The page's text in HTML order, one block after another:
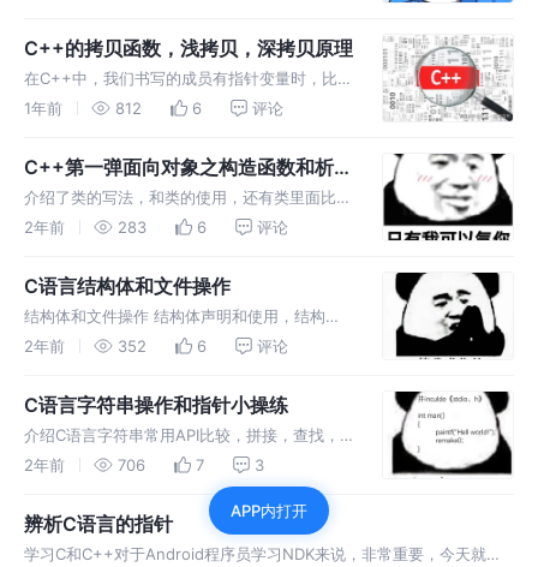
玩我的宝贝怎么办，只能成为我的好基友才可以
C++的拷贝函数，浅拷贝，深拷贝原理
在C++中，我们书写的成员有指针变量时，比如
char* 和Student * 在传参或者赋值时，构造函
们称之为浅拷贝。会引发同一地址多次释放的错
1年前 812 6 评论
C++第一弹面向对象之构造函数和析构
函数
介绍了类的写法，和类的使用，还有类里面比较
重要的几个函数构造函数和析构函数。 牢记在
吊起来打。 希望大家一键三连，多多支持！
2年前 283 6 评论
C语言结构体和文件操作
结构体和文件操作 结构体声明和使用，结构体
和指针数组结合使用 文件的读、写 、复制 加密
2年前 352 6 评论
C语言字符串操作和指针小操练
介绍C语言字符串常用API比较，拼接，查找，
动态开辟和静态开辟的概念，用指针实现字符串
2年前 706 7 3
辨析C语言的指针
学习C和C++对于Android程序员学习NDK来说，非常重要，今天就从
APP内打开